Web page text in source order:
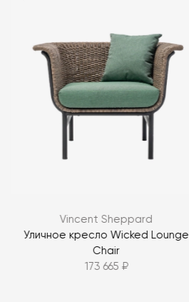
Vincent Sheppard
Уличное кресло Wicked Lounge
Chair
173 665 ₽